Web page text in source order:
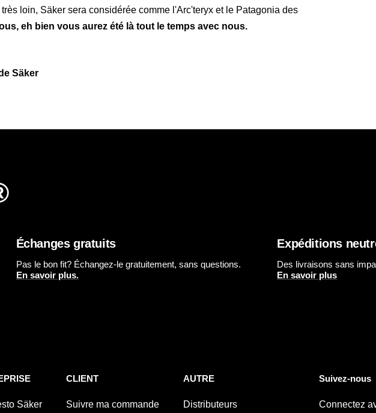
loin, Säker sera considérée comme l'Arc'teryx et le Patagonia des
eh bien vous aurez été là tout le temps avec nous.
Säker
Échanges gratuits
Pas le bon fit? Échangez-le gratuitement, sans questions.
En savoir plus.
Expéditions
Des livraisons sans
En savoir plus
Säker
CLIENT
Suivre ma commande
AUTRE
Distributeurs
Suivez-nous
Connectez